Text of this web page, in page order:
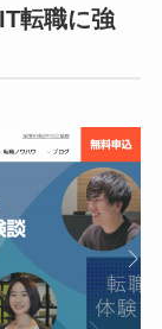
転職に強